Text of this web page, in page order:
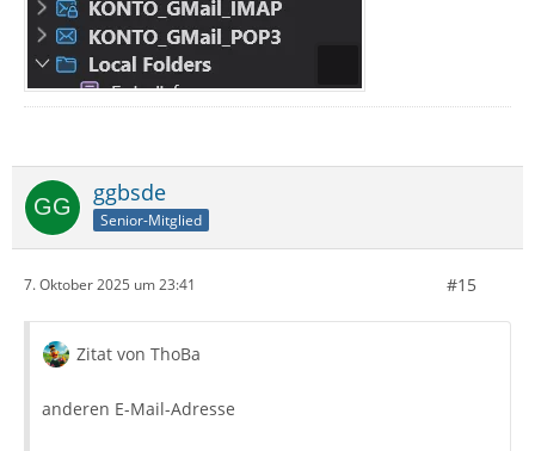
ggbsde
Senior-Mitglied
7. Oktober 2025 um 23:41 #15
Zitat von ThoBa
anderen E-Mail-Adresse